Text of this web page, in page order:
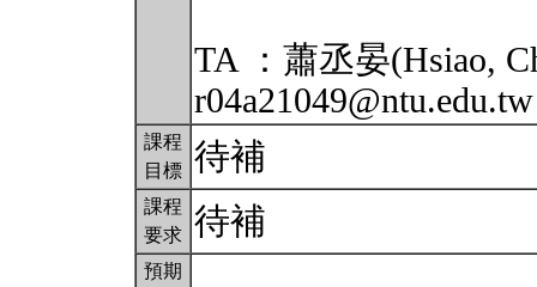
TA ：蕭丞晏(Hsiao,
課程
目標 待補
課程
要求 待補
預期